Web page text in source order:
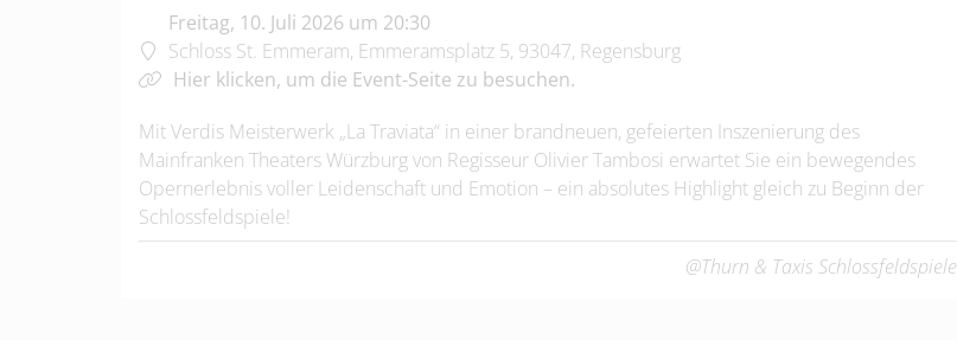
Freitag, 10. Juli 2026 um 20:30
Schloss St. Emmeram, Emmeramsplatz 5, 93047, Regensburg
Hier klicken, um die Event-Seite zu besuchen.
Mit Verdis Meisterwerk „La Traviata“ in einer brandneuen, gefeierten Inszenierung des
Mainfranken Theaters Würzburg von Regisseur Olivier Tambosi erwartet Sie ein bewegendes
Opernerlebnis voller Leidenschaft und Emotion – ein absolutes Highlight gleich zu Beginn der
Schlossfeldspiele!
@Thurn & Taxis Schlossfeldspiele